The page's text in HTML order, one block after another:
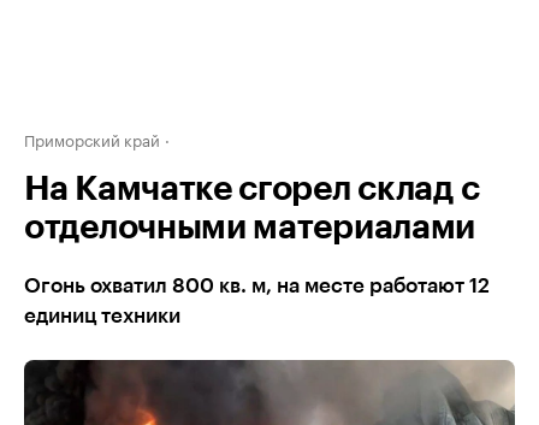
Приморский край
На Камчатке сгорел склад с
отделочными материалами
Огонь охватил 800 кв. м, на месте работают 12
единиц техники